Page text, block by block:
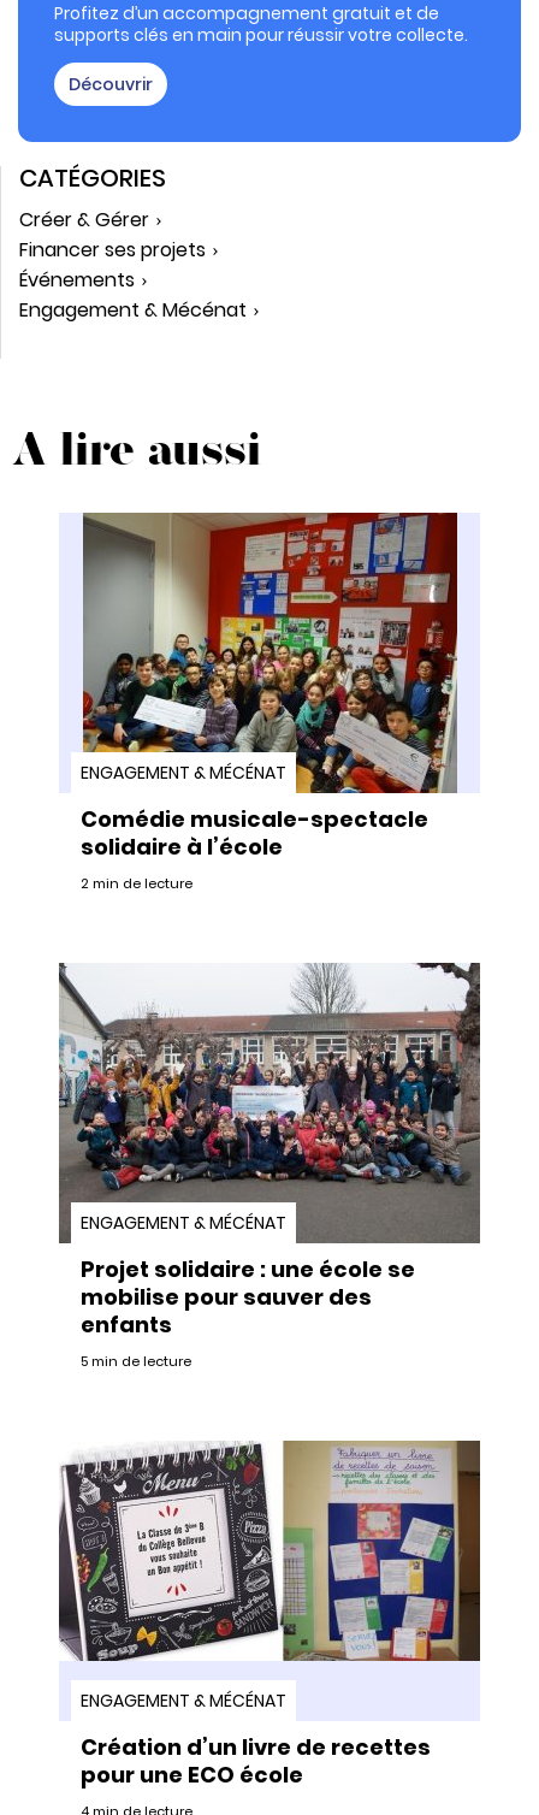
Profitez d’un accompagnement gratuit et de
supports clés en main pour réussir votre collecte.
Découvrir
CATÉGORIES
Créer & Gérer
Financer ses projets
Événements
Engagement & Mécénat
A lire aussi
ENGAGEMENT & MÉCÉNAT
Comédie musicale-spectacle
solidaire à l’école
2 min de lecture
ENGAGEMENT & MÉCÉNAT
Projet solidaire : une école se
mobilise pour sauver des
enfants
5 min de lecture
ENGAGEMENT & MÉCÉNAT
Création d’un livre de recettes
pour une ECO école